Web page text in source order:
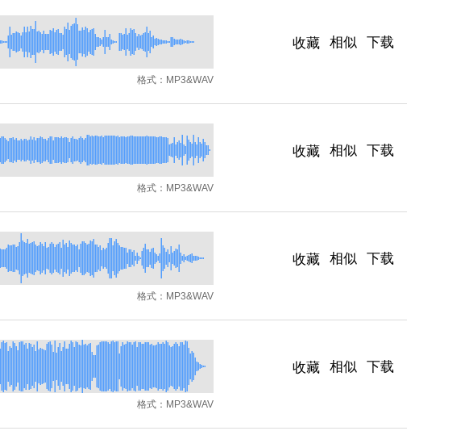
格式： MP3&WAV
收藏 相似 下载
格式： MP3&WAV
收藏 相似 下载
格式： MP3&WAV
收藏 相似 下载
格式： MP3&WAV
收藏 相似 下载